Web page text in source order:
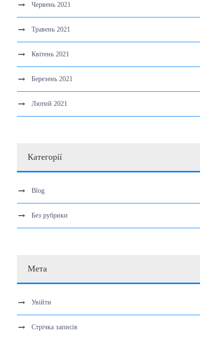
Червень 2021
Травень 2021
Квітень 2021
Березень 2021
Лютий 2021
Категорії
Blog
Без рубрики
Мета
Увійти
Стрічка записів